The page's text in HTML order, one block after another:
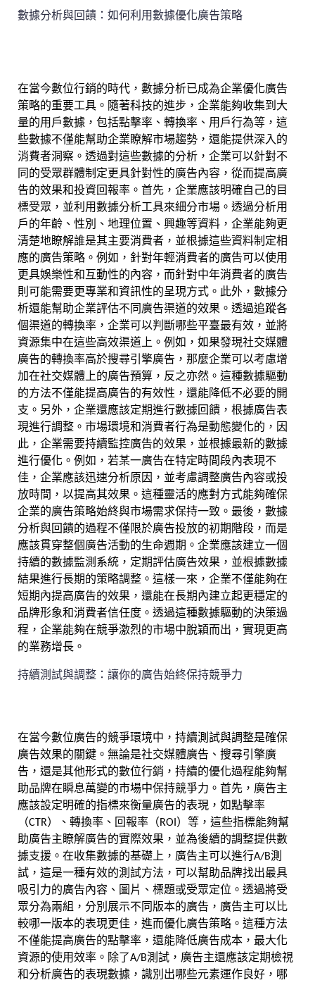
數據分析與回饋：如何利用數據優化廣告策略
在當今數位行銷的時代，數據分析已成為企業優化廣告
策略的重要工具。隨著科技的進步，企業能夠收集到大
量的用戶數據，包括點擊率、轉換率、用戶行為等，這
些數據不僅能幫助企業瞭解市場趨勢，還能提供深入的
消費者洞察。透過對這些數據的分析，企業可以針對不
同的受眾群體制定更具針對性的廣告內容，從而提高廣
告的效果和投資回報率。首先，企業應該明確自己的目
標受眾，並利用數據分析工具來細分市場。透過分析用
戶的年齡、性別、地理位置、興趣等資料，企業能夠更
清楚地瞭解誰是其主要消費者，並根據這些資料制定相
應的廣告策略。例如，針對年輕消費者的廣告可以使用
更具娛樂性和互動性的內容，而針對中年消費者的廣告
則可能需要更專業和資訊性的呈現方式。此外，數據分
析還能幫助企業評估不同廣告渠道的效果。透過追蹤各
個渠道的轉換率，企業可以判斷哪些平臺最有效，並將
資源集中在這些高效渠道上。例如，如果發現社交媒體
廣告的轉換率高於搜尋引擎廣告，那麼企業可以考慮增
加在社交媒體上的廣告預算，反之亦然。這種數據驅動
的方法不僅能提高廣告的有效性，還能降低不必要的開
支。另外，企業還應該定期進行數據回饋，根據廣告表
現進行調整。市場環境和消費者行為是動態變化的，因
此，企業需要持續監控廣告的效果，並根據最新的數據
進行優化。例如，若某一廣告在特定時間段內表現不
佳，企業應該迅速分析原因，並考慮調整廣告內容或投
放時間，以提高其效果。這種靈活的應對方式能夠確保
企業的廣告策略始終與市場需求保持一致。最後，數據
分析與回饋的過程不僅限於廣告投放的初期階段，而是
應該貫穿整個廣告活動的生命週期。企業應該建立一個
持續的數據監測系統，定期評估廣告效果，並根據數據
結果進行長期的策略調整。這樣一來，企業不僅能夠在
短期內提高廣告的效果，還能在長期內建立起更穩定的
品牌形象和消費者信任度。透過這種數據驅動的決策過
程，企業能夠在競爭激烈的市場中脫穎而出，實現更高
的業務增長。
持續測試與調整：讓你的廣告始終保持競爭力
在當今數位廣告的競爭環境中，持續測試與調整是確保
廣告效果的關鍵。無論是社交媒體廣告、搜尋引擎廣
告，還是其他形式的數位行銷，持續的優化過程能夠幫
助品牌在瞬息萬變的市場中保持競爭力。首先，廣告主
應該設定明確的指標來衡量廣告的表現，如點擊率
（CTR）、轉換率、回報率（ROI）等，這些指標能夠幫
助廣告主瞭解廣告的實際效果，並為後續的調整提供數
據支援。在收集數據的基礎上，廣告主可以進行A/B測
試，這是一種有效的測試方法，可以幫助品牌找出最具
吸引力的廣告內容、圖片、標題或受眾定位。透過將受
眾分為兩組，分別展示不同版本的廣告，廣告主可以比
較哪一版本的表現更佳，進而優化廣告策略。這種方法
不僅能提高廣告的點擊率，還能降低廣告成本，最大化
資源的使用效率。除了A/B測試，廣告主還應該定期檢視
和分析廣告的表現數據，識別出哪些元素運作良好，哪